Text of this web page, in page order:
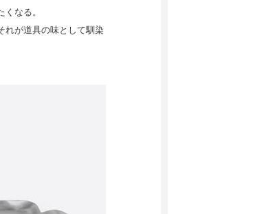
なる。
れが道具の味として馴染